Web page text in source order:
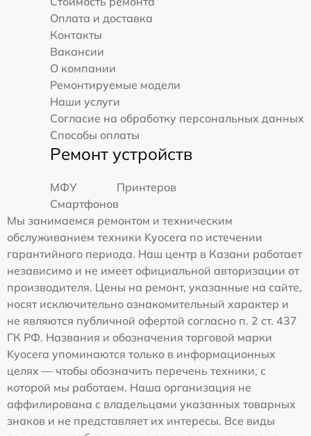
Оплата и доставка
Контакты
Вакансии
О компании
Ремонтируемые модели
Наши услуги
Согласие на обработку персональных данных
Способы оплаты
Ремонт устройств
МФУ
Принтеров
Смартфонов
Мы занимаемся ремонтом и техническим
обслуживанием техники Kyocera по истечении
гарантийного периода. Наш центр в Казани работает
независимо и не имеет официальной авторизации от
производителя. Цены на ремонт, указанные на сайте,
носят исключительно ознакомительный характер и
не являются публичной офертой согласно п. 2 ст. 437
ГК РФ. Названия и обозначения торговой марки
Kyocera упоминаются только в информационных
целях — чтобы обозначить перечень техники, с
которой мы работаем. Наша организация не
аффилирована с владельцами указанных товарных
знаков и не представляет их интересы. Все виды